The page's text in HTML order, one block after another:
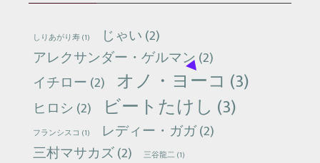
しりあがり寿(1) じゃい(2)
アレクサンダー・ゲルマン(2)
イチロー(2) オノ・ヨーコ (3)
ヒロシ(2) ビートたけし (3)
フランシスコ (1) レディー・ガガ(2)
三村マサカズ(2) 三谷龍二(1)